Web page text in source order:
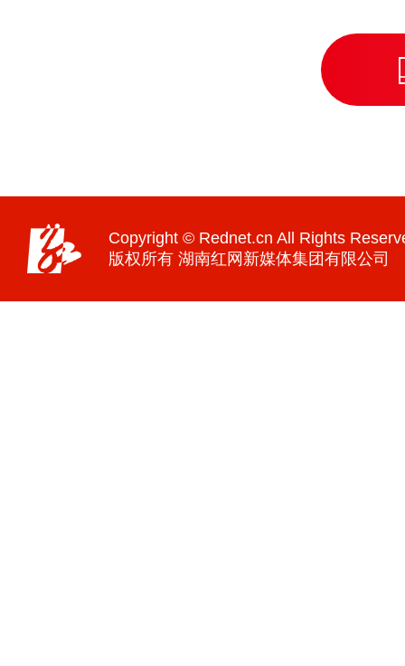
Copyright © Rednet.cn All Rights
版权所有 湖南红网新媒体集团有限公司